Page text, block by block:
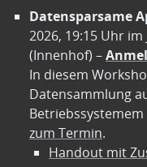
Datensparsame
2026, 19:15 Uhr
(Innenhof) –
In diesem
Datensammlung
zum Termin.
Handout mit